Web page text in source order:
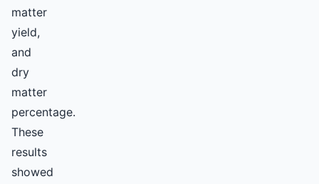
matter
yield,
and
dry
matter
percentage.
These
results
showed